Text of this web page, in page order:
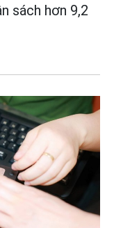
sách hơn 9,2